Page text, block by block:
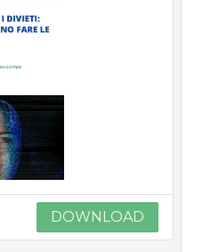
DOWNLOAD